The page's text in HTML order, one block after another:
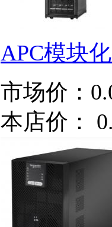
APC模块
市场价：
本店价：